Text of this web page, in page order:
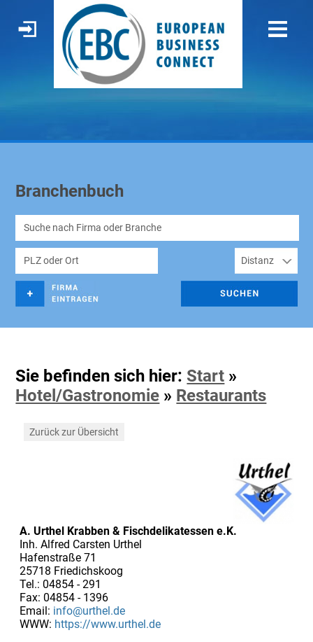
Branchenbuch
Sie befinden sich hier: Start »
Hotel/Gastronomie » Restaurants
Zurück zur Übersicht
A. Urthel Krabben & Fischdelikatessen e.K.
Inh. Alfred Carsten Urthel
Hafenstraße 71
25718 Friedichskoog
Tel.: 04854 - 291
Fax: 04854 - 1396
Email: info@urthel.de
WWW: https://www.urthel.de